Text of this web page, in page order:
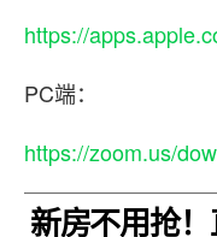
https://
PC端：
https://zoom.us/
新房不用抢